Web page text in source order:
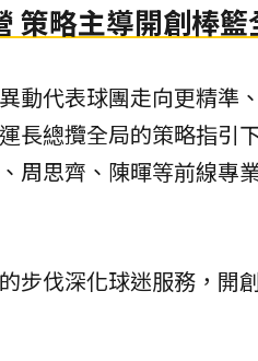
策略主導開創棒籃
動代表球團走向更精準
長總攬全局的策略指引
周思齊、陳暉等前線專
步伐深化球迷服務，開